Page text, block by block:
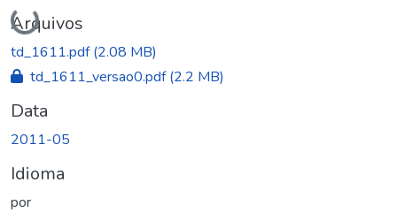
Carregando...
Arquivos
td_1611.pdf(2.08 MB)
td_1611_versao0.pdf(2.2 MB)
Data
2011-05
Idioma
por